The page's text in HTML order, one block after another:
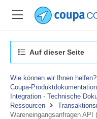
Auf dieser Seite
Wie können wir Ihnen helfen?
Coupa-Produktdokumentation
Integration - Technische
Ressourcen
Wareneingangsanfragen API